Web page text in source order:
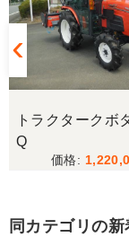
た。
福岡県／
2025.6/
てもらい
きてもら
た。
福岡県／
トラクタークボ
Q
同カテゴリの